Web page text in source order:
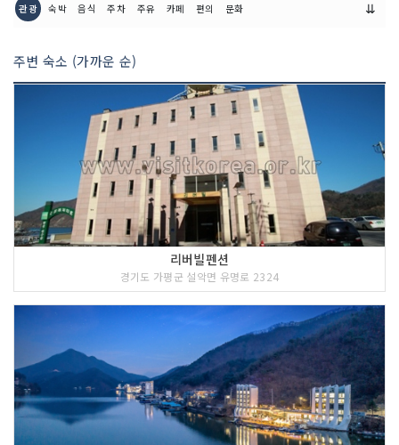
관광 숙박 음식 주차 주유 카페 편의 문화 ⇊
주변 숙소 (가까운 순)
리버빌펜션
경기도 가평군 설악면 유명로 2324